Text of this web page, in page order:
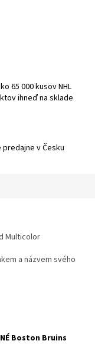
65 000 kusov NHL
ihneď na sklade
predajne v Česku
Multicolor
a názvem svého
Boston Bruins